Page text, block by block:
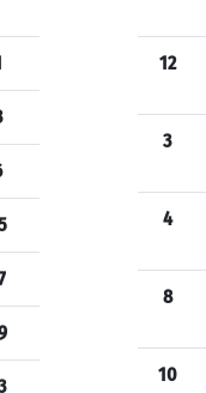
12
3
4
8
10